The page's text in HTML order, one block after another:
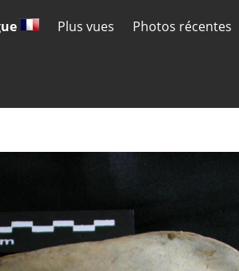
Plus vues Photos récentes